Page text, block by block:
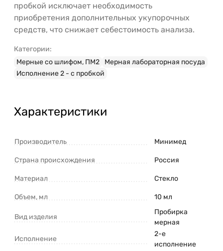
пробкой исключает необходимость
приобретения дополнительных укупорочных
средств, что снижает себестоимость анализа.
Категории:
Мерные со шлифом, ПМ2
Мерная лабораторная посуда
Исполнение 2 - с пробкой
Характеристики
Производитель Минимед
Страна происхождения Россия
Материал Стекло
Объем, мл 10 мл
Вид изделия
Пробирка
мерная
Исполнение
2-е
исполнение